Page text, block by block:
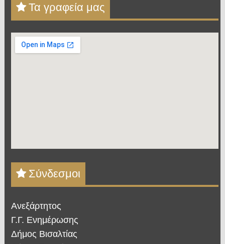
Τα γραφεία μας
Σύνδεσμοι
Ανεξάρτητος
Γ.Γ. Ενημέρωσης
Δήμος Βισαλτίας